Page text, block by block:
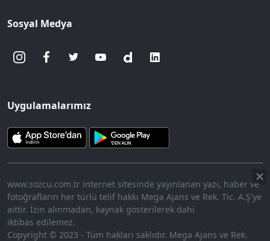
Sosyal Medya
Uygulamalarımız
www.sozcu.com.tr internet sitesinde yayınlanan yazı, haber ve
fotoğrafların her türlü telif hakkı Mega Ajans ve Rek. Tic. A.Ş'ye
aittir. İzin alınmadan, kaynak gösterilerek dahi
iktibas edilemez.
Copyright © 2023 - Tüm hakları saklıdır. Mega Ajans ve Rek.